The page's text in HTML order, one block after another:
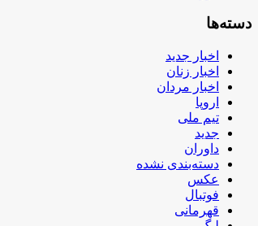
دسته‌ها
اخبار جدید
اخبار زنان
اخبار مردان
اروپا
تیم ملی
جدید
داوران
دسته‌بندی نشده
عکس
فوتبال
قهرمانی